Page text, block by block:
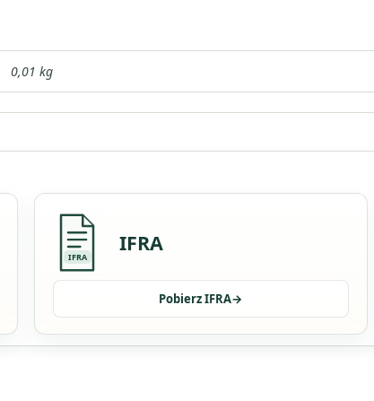
0,01 kg
IFRA
IFRA
Pobierz IFRA→